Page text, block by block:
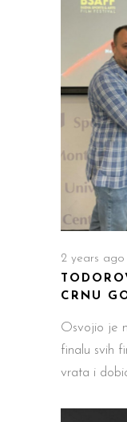
2 years ago
CRNU
Osvojio je
finalu svih
vrata i